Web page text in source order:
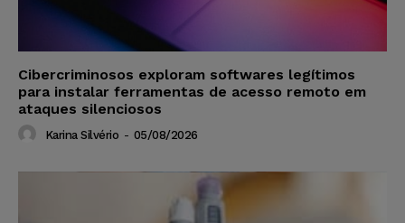
Cibercriminosos exploram softwares legítimos
para instalar ferramentas de acesso remoto em
ataques silenciosos
Karina Silvério - 05/08/2026